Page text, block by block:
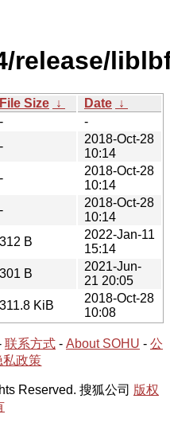
release/
File Size ↓ Date ↓
-
-
-
2018-Oct-28
10:14
-
2018-Oct-28
10:14
-
2018-Oct-28
10:14
312 B
2022-Jan-11
15:14
301 B
2021-Jun-
21 20:05
311.8 KiB
2018-Oct-28
10:08
联系方式 - About SOHU - 公
私政策
Reserved. 搜狐公司 版权